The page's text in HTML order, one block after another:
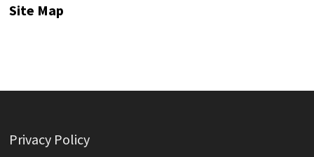
Site Map
Privacy Policy